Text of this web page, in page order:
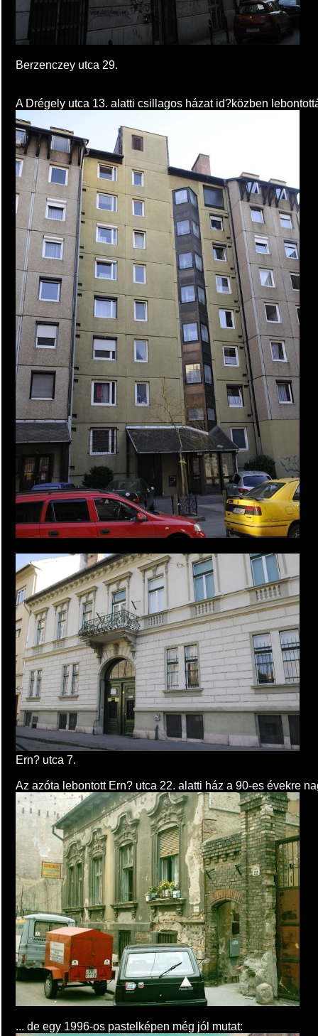
Berzenczey utca 29.
A Drégely utca 13. alatti csillagos házat id?közben
Ern? utca 7.
Az azóta lebontott Ern? utca 22. alatti ház a 90-es évekre
... de egy 1996-os pastelképen még jól mutat: